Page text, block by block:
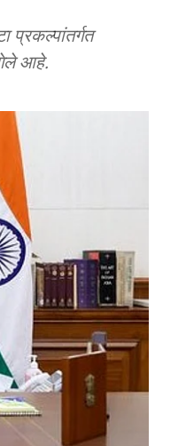
प्रकल्पांतर्गत
गेले आहे.